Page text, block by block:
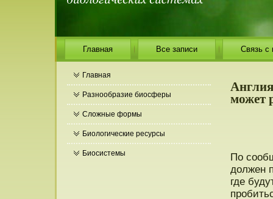
Главная Все записи Связь с
Главная
Разнообразие биосферы
Сложные формы
Биологические ресурсы
Биосистемы
может
По
должен
где